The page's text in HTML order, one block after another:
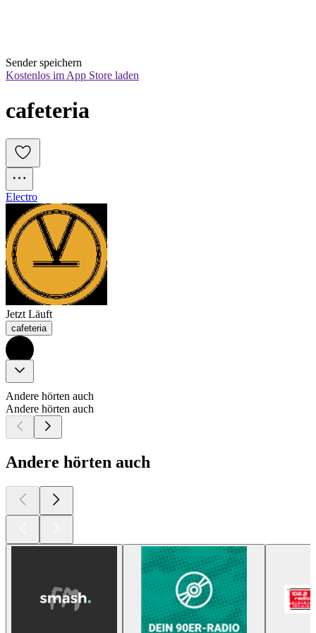
Sender speichern
Kostenlos im App Store laden
cafeteria
Electro
Jetzt Läuft
cafeteria
Andere hörten auch
Andere hörten auch
Andere hörten auch